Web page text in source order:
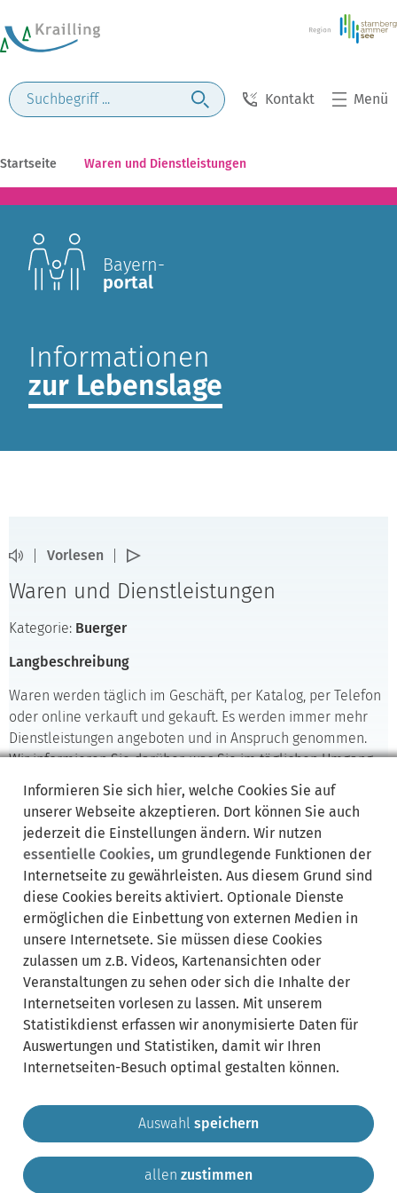
Kontakt Menü
Startseite Waren und Dienstleistungen
Bayern-
portal
Informationen
zur Lebenslage
Vorlesen
Waren und Dienstleistungen
Kategorie: Buerger
Langbeschreibung
Waren werden täglich im Geschäft, per Katalog, per Telefon
oder online verkauft und gekauft. Es werden immer mehr
Dienstleistungen angeboten und in Anspruch genommen.
Wir informieren Sie darüber, was Sie im täglichen Umgang
beim Kauf von Waren und Dienstleistungen beachten
Newsletter
abonieren
Bereich
ausklappen
Lebenslagen:
Bereich
ausklappen
zugeordnete
Leistungen
Gemeinde Krailling Impressum
Informieren Sie sich hier, welche Cookies Sie auf
unserer Webseite akzeptieren. Dort können Sie auch
jederzeit die Einstellungen ändern. Wir nutzen
essentielle Cookies, um grundlegende Funktionen der
Internetseite zu gewährleisten. Aus diesem Grund sind
diese Cookies bereits aktiviert. Optionale Dienste
ermöglichen die Einbettung von externen Medien in
unsere Internetsete. Sie müssen diese Cookies
zulassen um z.B. Videos, Kartenansichten oder
Veranstaltungen zu sehen oder sich die Inhalte der
Internetseiten vorlesen zu lassen. Mit unserem
Statistikdienst erfassen wir anonymisierte Daten für
Auswertungen und Statistiken, damit wir Ihren
Internetseiten-Besuch optimal gestalten können.
Auswahl speichern
allen zustimmen